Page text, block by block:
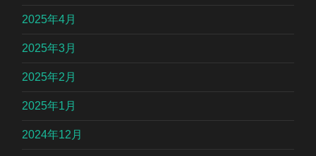
2025年4月
2025年3月
2025年2月
2025年1月
2024年12月